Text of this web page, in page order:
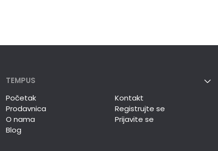
TEMPUS
Početak
Prodavnica
O nama
Blog
Kontakt
Registrujte se
Prijavite se